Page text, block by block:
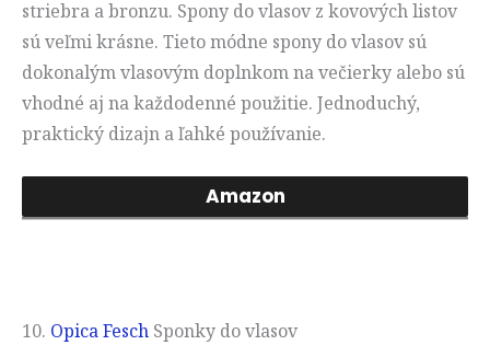
striebra a bronzu. Spony do vlasov z kovových listov
sú veľmi krásne. Tieto módne spony do vlasov sú
dokonalým vlasovým doplnkom na večierky alebo sú
vhodné aj na každodenné použitie. Jednoduchý,
praktický dizajn a ľahké používanie.
Amazon
10. Opica Fesch Sponky do vlasov